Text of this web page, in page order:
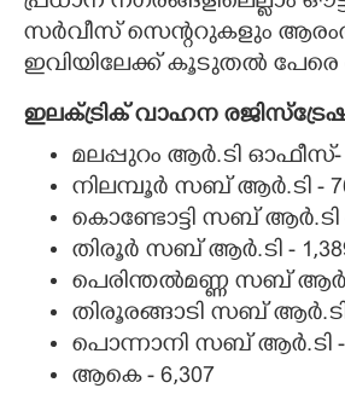
സർവീസ് സെന്ററുകളും
ഇവിയിലേക്ക് കൂടുതൽ
ഇലക്ട്രിക് വാഹന
മലപ്പുറം ആർ.ടി ഓഫീസ്-
നിലമ്പൂർ സബ് ആർ.ടി -
കൊണ്ടോട്ടി സബ് ആർ.ടി
തിരൂർ സബ് ആർ.ടി -
പെരിന്തൽമണ്ണ സബ്
തിരൂരങ്ങാടി സബ് ആർ.ടി
പൊന്നാനി സബ് ആർ.ടി -
ആകെ - 6,​307